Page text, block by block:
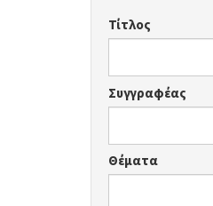
Τίτλος
Συγγραφέας
Θέματα